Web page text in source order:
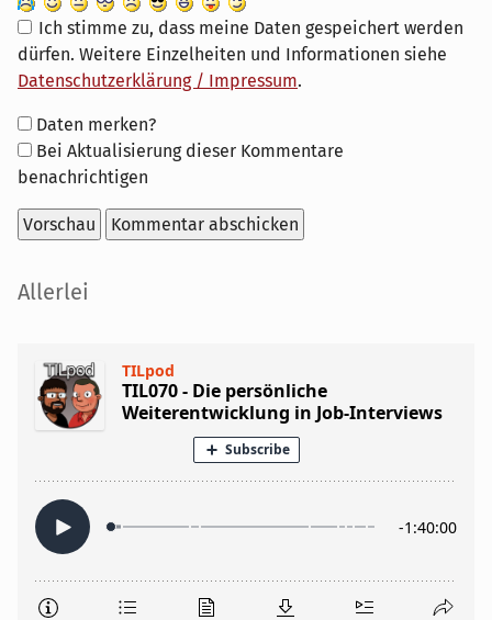
Ich stimme zu, dass meine Daten gespeichert werden
dürfen. Weitere Einzelheiten und Informationen siehe
Datenschutzerklärung / Impressum.
Formular-
Optionen
Daten merken?
Bei Aktualisierung dieser Kommentare
benachrichtigen
Seitenleiste
Allerlei